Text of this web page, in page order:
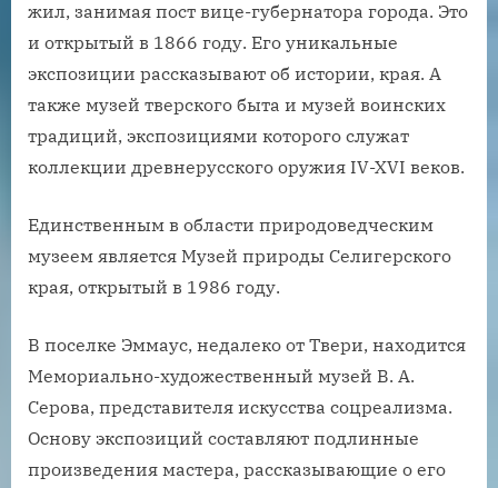
жил, занимая пост вице-губернатора города. Это
и открытый в 1866 году. Его уникальные
экспозиции рассказывают об истории, края. А
также музей тверского быта и музей воинских
традиций, экспозициями которого служат
коллекции древнерусского оружия IV-XVI веков.
Единственным в области природоведческим
музеем является Музей природы Селигерского
края, открытый в 1986 году.
В поселке Эммаус, недалеко от Твери, находится
Мемориально-художественный музей В. А.
Серова, представителя искусства соцреализма.
Основу экспозиций составляют подлинные
произведения мастера, рассказывающие о его